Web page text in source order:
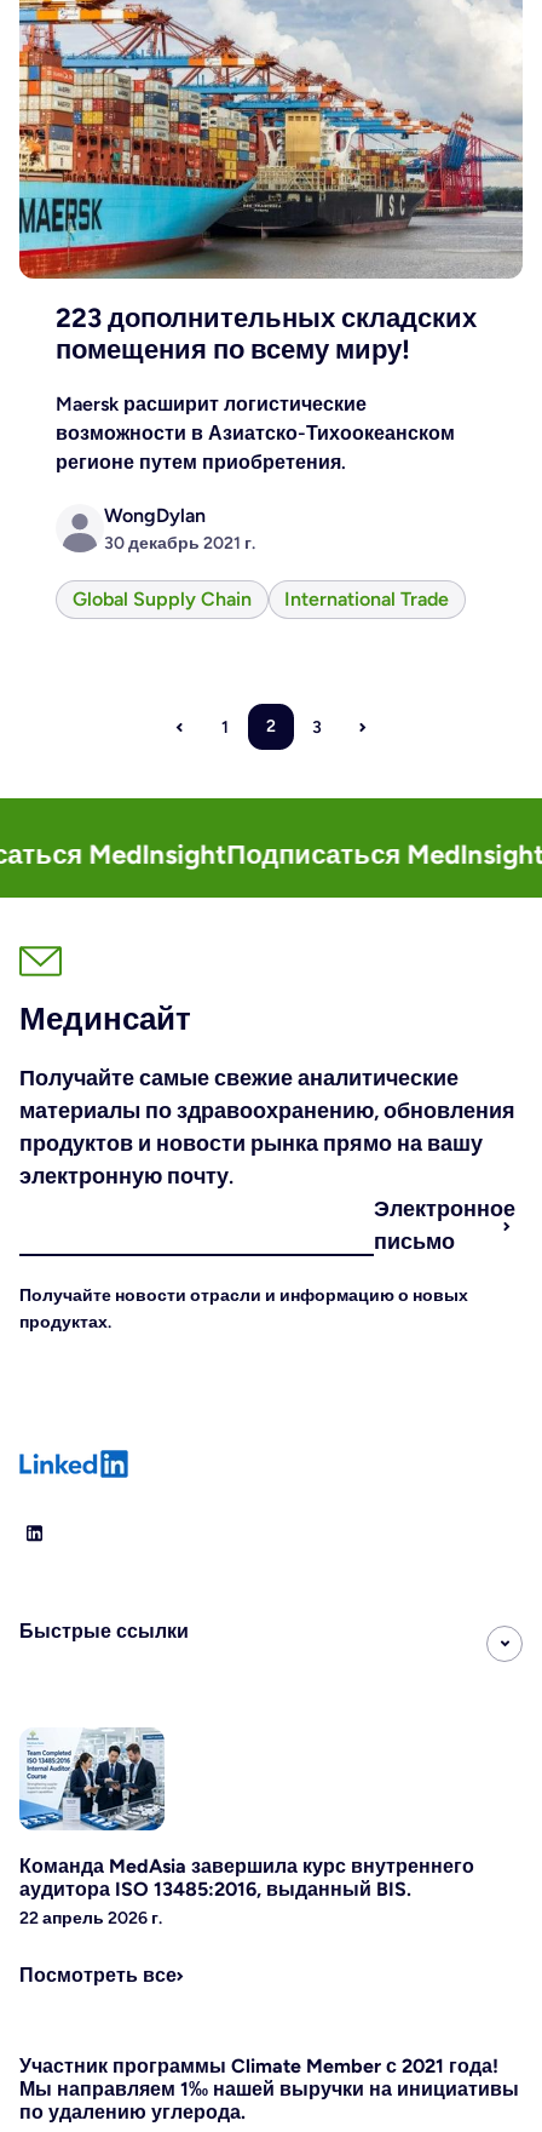
223 дополнительных складских
помещения по всему миру!
Maersk расширит логистические
возможности в Азиатско-Тихоокеанском
регионе путем приобретения.
WongDylan
30 декабрь 2021 г.
Global Supply Chain International Trade
1 2 3
Подписаться MedInsight
Мединсайт
Получайте самые свежие аналитические
материалы по здравоохранению, обновления
продуктов и новости рынка прямо на вашу
электронную почту.
Электронное
письмо
Получайте новости отрасли и информацию о новых
продуктах.
LinkedIn
Быстрые ссылки
Команда MedAsia завершила курс внутреннего
аудитора ISO 13485:2016, выданный BIS.
22 апрель 2026 г.
Посмотреть все
Участник программы Climate Member с 2021 года!
Мы направляем 1‰ нашей выручки на инициативы
по удалению углерода.